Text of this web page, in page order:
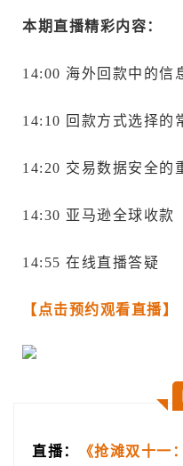
本期直播精彩内容：
14:00 海外回款中的信
14:10 回款方式选择的
14:20 交易数据安全的
14:30 亚马逊全球收款
14:55 在线直播答疑
【点击预约观看直播】
直播：
《抢滩双十一